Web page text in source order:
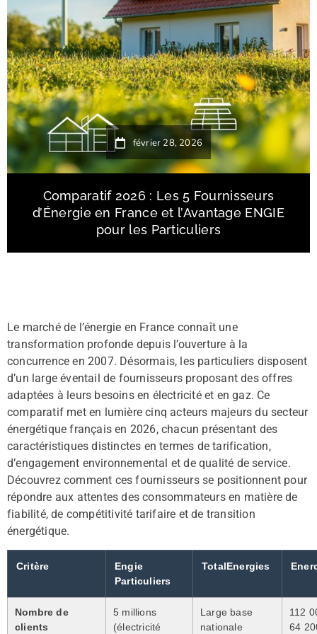
février 28, 2026
Comparatif 2026 : Les 5 Fournisseurs
d’Énergie en France et l’Avantage ENGIE
pour les Particuliers
Le marché de l’énergie en France connaît une
transformation profonde depuis l’ouverture à la
concurrence en 2007. Désormais, les particuliers disposent
d’un large éventail de fournisseurs proposant des offres
adaptées à leurs besoins en électricité et en gaz. Ce
comparatif met en lumière cinq acteurs majeurs du secteur
énergétique français en 2026, chacun présentant des
caractéristiques distinctes en termes de tarification,
d’engagement environnemental et de qualité de service.
Découvrez comment ces fournisseurs se positionnent pour
répondre aux attentes des consommateurs en matière de
fiabilité, de compétitivité tarifaire et de transition
énergétique.
Critère
Engie
Particuliers
TotalEnergies
Nombre de
clients
5 millions
(électricité
Large base
nationale
112
64